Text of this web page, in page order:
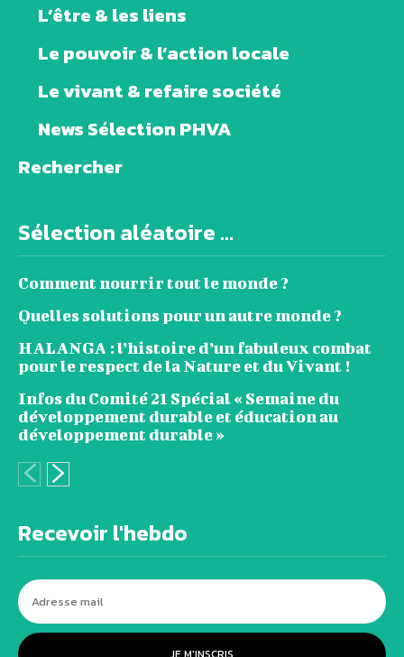
L’être & les liens
Le pouvoir & l’action locale
Le vivant & refaire société
News Sélection PHVA
Rechercher
Sélection aléatoire ...
Comment nourrir tout le monde ?
Quelles solutions pour un autre monde ?
HALANGA : l’histoire d’un fabuleux combat
pour le respect de la Nature et du Vivant !
Infos du Comité 21 Spécial « Semaine du
développement durable et éducation au
développement durable »
Recevoir l'hebdo